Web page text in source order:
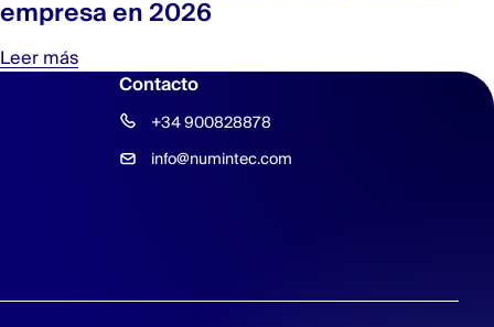
empresa en 2026
Leer más
Contacto
+34 900828878
info@numintec.com